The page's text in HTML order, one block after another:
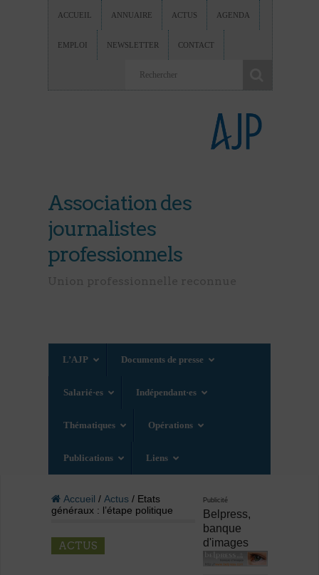
ACCUEIL ANNUAIRE ACTUS AGENDA
EMPLOI NEWSLETTER CONTACT
Association des
journalistes
professionnels
L’AJP Documents de presse
Salarié·es Indépendant·es
Thématiques Opérations
Publications Liens
Accueil / Actus/ Etats
généraux : l’étape politique
ACTUS
Publicité
Belpress,
banque
d'images